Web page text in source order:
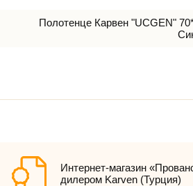
Полотенце Карвен "UCGEN"
Интернет-магазин
дилером Karven (Турция)